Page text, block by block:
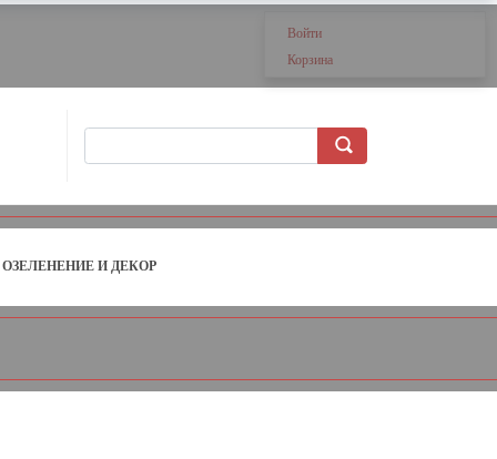
ОЗЕЛЕНЕНИЕ И ДЕКОР
Войти
Корзина